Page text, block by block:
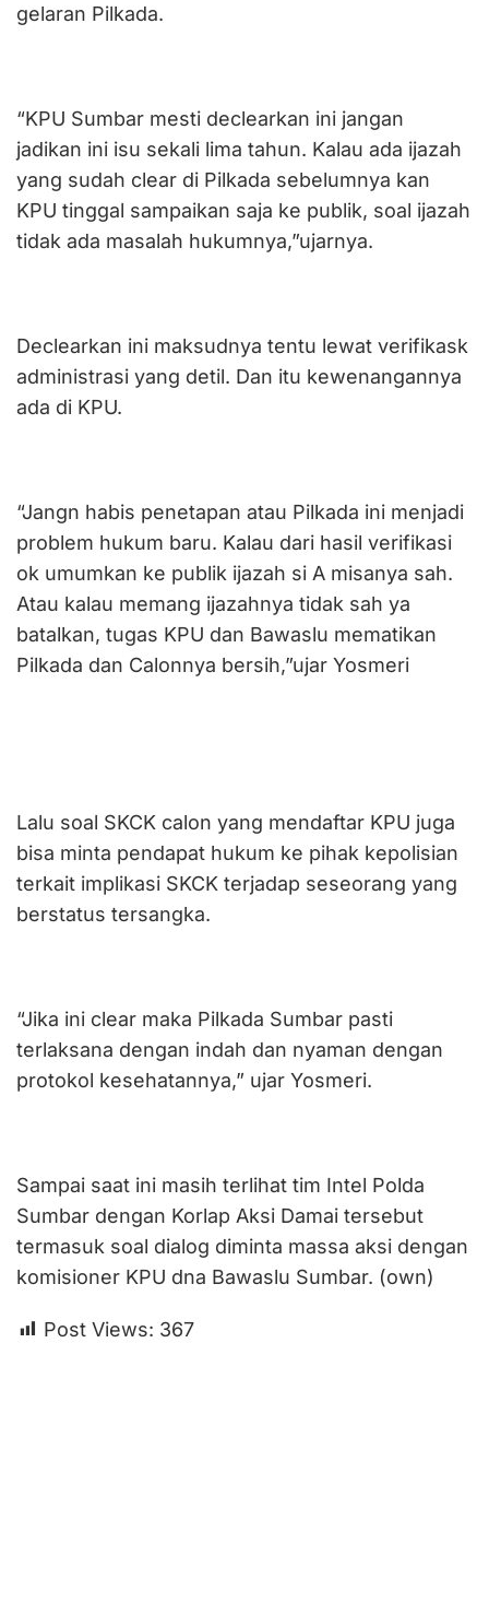
gelaran Pilkada.
“KPU Sumbar mesti declearkan ini jangan
jadikan ini isu sekali lima tahun. Kalau ada ijazah
yang sudah clear di Pilkada sebelumnya kan
KPU tinggal sampaikan saja ke publik, soal ijazah
tidak ada masalah hukumnya,”ujarnya.
Declearkan ini maksudnya tentu lewat verifikask
administrasi yang detil. Dan itu kewenangannya
ada di KPU.
“Jangn habis penetapan atau Pilkada ini menjadi
problem hukum baru. Kalau dari hasil verifikasi
ok umumkan ke publik ijazah si A misanya sah.
Atau kalau memang ijazahnya tidak sah ya
batalkan, tugas KPU dan Bawaslu mematikan
Pilkada dan Calonnya bersih,”ujar Yosmeri
Lalu soal SKCK calon yang mendaftar KPU juga
bisa minta pendapat hukum ke pihak kepolisian
terkait implikasi SKCK terjadap seseorang yang
berstatus tersangka.
“Jika ini clear maka Pilkada Sumbar pasti
terlaksana dengan indah dan nyaman dengan
protokol kesehatannya,” ujar Yosmeri.
Sampai saat ini masih terlihat tim Intel Polda
Sumbar dengan Korlap Aksi Damai tersebut
termasuk soal dialog diminta massa aksi dengan
komisioner KPU dna Bawaslu Sumbar. (own)
Post Views: 367